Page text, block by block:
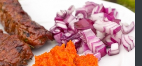
преди 12 часа
Под НАЕМ двустаен Орфей